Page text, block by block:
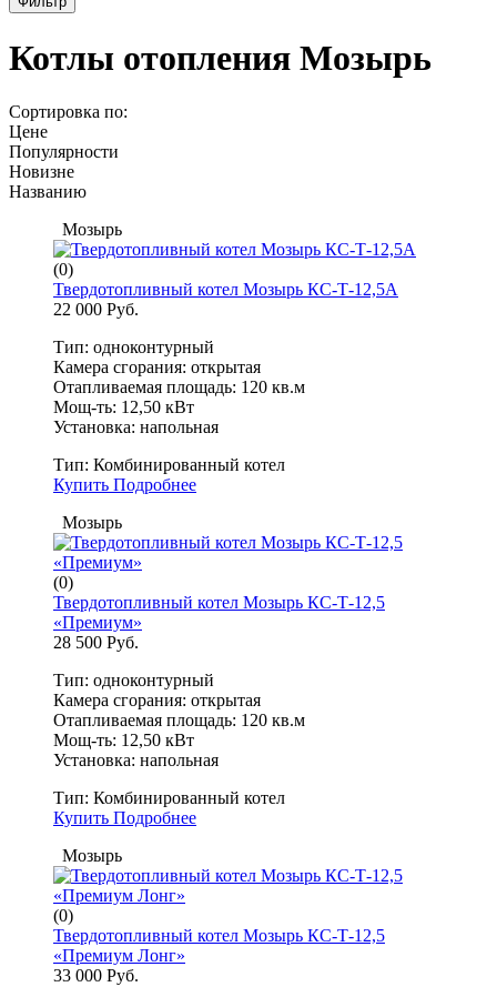
Котлы отопления Мозырь
Сортировка по:
Цене
Популярности
Новизне
Названию
Мозырь
(0)
Твердотопливный котел Мозырь КС-Т-12,5А
22 000 Руб.
Тип: одноконтурный
Камера сгорания: открытая
Отапливаемая площадь: 120 кв.м
Мощ-ть: 12,50 кВт
Установка: напольная
Тип: Комбинированный котел
Купить Подробнее
Мозырь
(0)
Твердотопливный котел Мозырь КС-Т-12,5
«Премиум»
28 500 Руб.
Тип: одноконтурный
Камера сгорания: открытая
Отапливаемая площадь: 120 кв.м
Мощ-ть: 12,50 кВт
Установка: напольная
Тип: Комбинированный котел
Купить Подробнее
Мозырь
(0)
Твердотопливный котел Мозырь КС-Т-12,5
«Премиум Лонг»
33 000 Руб.